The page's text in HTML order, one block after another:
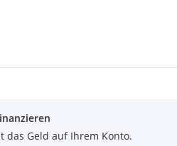
das Geld auf Ihrem Konto.